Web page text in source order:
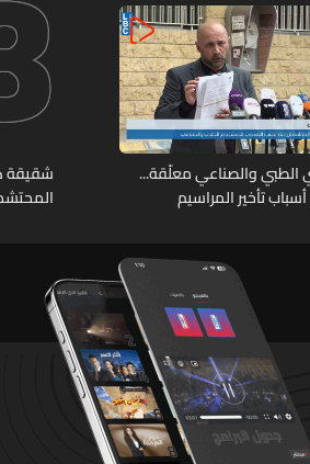
الطبي والصناعي معلّقة...
تأخير المراسيم
شقيقة